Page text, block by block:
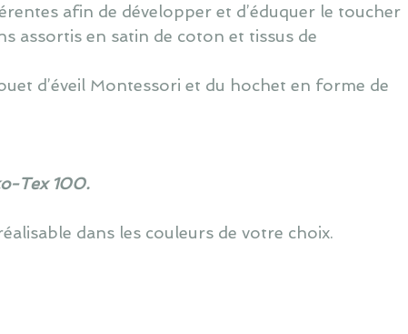
es afin de développer et d’éduquer le toucher
assortis en satin de coton et tissus de
d’éveil Montessori et du hochet en forme de
Tex 100.
dans les couleurs de votre choix.